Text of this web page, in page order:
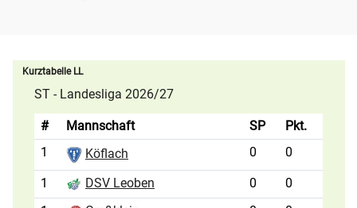
Kurztabelle LL
ST - Landesliga 2026/27
# Mannschaft SP
Pkt.
1
Köflach 0 0
1 DSV Leoben 0
0